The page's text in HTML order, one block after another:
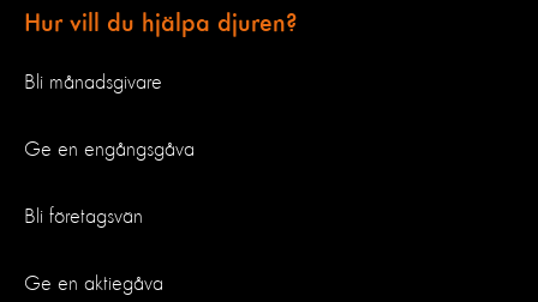
Hur vill du hjälpa djuren?
Bli månadsgivare
Ge en engångsgåva
Bli företagsvän
Ge en aktiegåva